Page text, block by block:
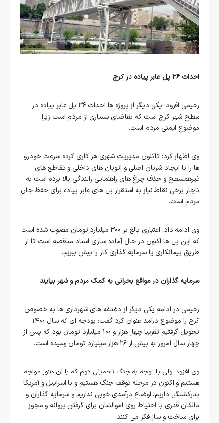
احداث ۳۶ پل عابر پیاده در کرج
رحیمی افزود: یکی دیگر از پروژه ها احداث ۳۶ پل عابر پیاده در
سطح شهر کرج است که تقاضای بسیاری از مردم است زیرا
موضوع ایمنی مردم است.
وی اظهار کرد: تاکنون مدیریت شهری هر کاری کرده سرعت خودرو
ها را با ایجاد شریان اصلی و اتوبان های داخلی و تقاطع های
غیرهمسطح و حذف چراغ های راهنمایی رانندگی بالا برده است به
ناچار برخی نقاط نیاز به استقرار پل های عابر پیاده برای حفظ جان
مردم است.
وی ادامه داد: اعتباری بالغ بر ۳۰۰ میلیارد تومان مصوب شده است
که این پل ها اکنون در حال آماده سازی اسناد مناقصه است تا از
طریق پیمانکاری یا سرمایه گذاری کار را پیش ببریم.
سرمایه گذاران در مواقع بحرانی به کمک مردم و شهر بیایند
رحیمی در ادامه یکی دیگر از دغدغه های شهرداری ها به خصوص
کرج را موضوع درآمد عنوان کرد گفت: بودجه ای که سال ۱۴۰۰
تحویل گرفتیم تقریبا چهار هزار و ۱۰۰ میلیارد تومان بود که پس از
چهار سال امروز به بیش از ۲۶ هزار میلیارد تومان رسیده است.
وی افزود: ولی با توجه به جنگ تحمیلی دوم که با آن هنوز مواجه
هستیم و اکنون در مرحله توقف جنگ هستیم و با اسراییل و آمریکا
پدرکشتگی داریم، اوضاع درآمدی خوبی نداریم و سرمایه گذاران و
مالکان قدری با احتیاط روی اموالشان برای گرفتن پروانه و مجوز
برای ساخت و ساز فکر می کنند.